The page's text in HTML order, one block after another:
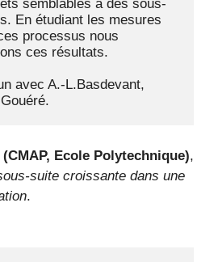
semblables à des sous-
En étudiant les mesures
processus nous
ces résultats.
avec A.-L.Basdevant,
Ecole Polytechnique),
suite croissante dans une
.